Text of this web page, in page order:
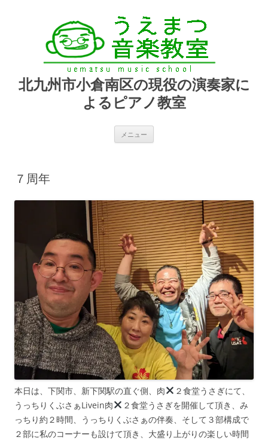
北九州市小倉南区の現役の演奏家に
よるピアノ教室
メニュー
プ
７周年
本日は、下関市、新下関駅の直ぐ側、肉
２食堂うさぎにて、
うっちりくぶさぁLivein肉
２食堂うさぎを開催して頂き、み
っちり約２時間、うっちりくぶさぁの伴奏、そして３部構成で
２部に私のコーナーも設けて頂き、大盛り上がりの楽しい時間